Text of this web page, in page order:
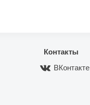
Контакты
ВКонтакте